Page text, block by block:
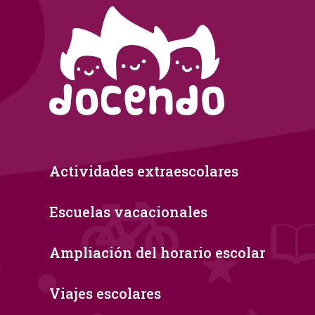
Actividades extraescolares
Escuelas vacacionales
Ampliación del horario escolar
Viajes escolares